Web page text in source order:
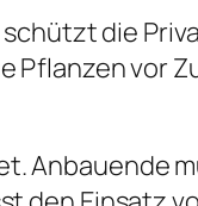
die
Pflanzen vor
Anbauende